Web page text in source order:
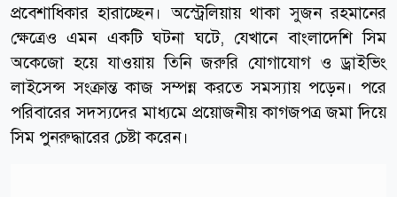
প্রবেশাধিকার হারাচ্ছেন। অস্ট্রেলিয়ায় থাকা সুজন রহমানের
ক্ষেত্রেও এমন একটি ঘটনা ঘটে, যেখানে বাংলাদেশি সিম
অকেজো হয়ে যাওয়ায় তিনি জরুরি যোগাযোগ ও ড্রাইভিং
লাইসেন্স সংক্রান্ত কাজ সম্পন্ন করতে সমস্যায় পড়েন। পরে
পরিবারের সদস্যদের মাধ্যমে প্রয়োজনীয় কাগজপত্র জমা দিয়ে
সিম পুনরুদ্ধারের চেষ্টা করেন।